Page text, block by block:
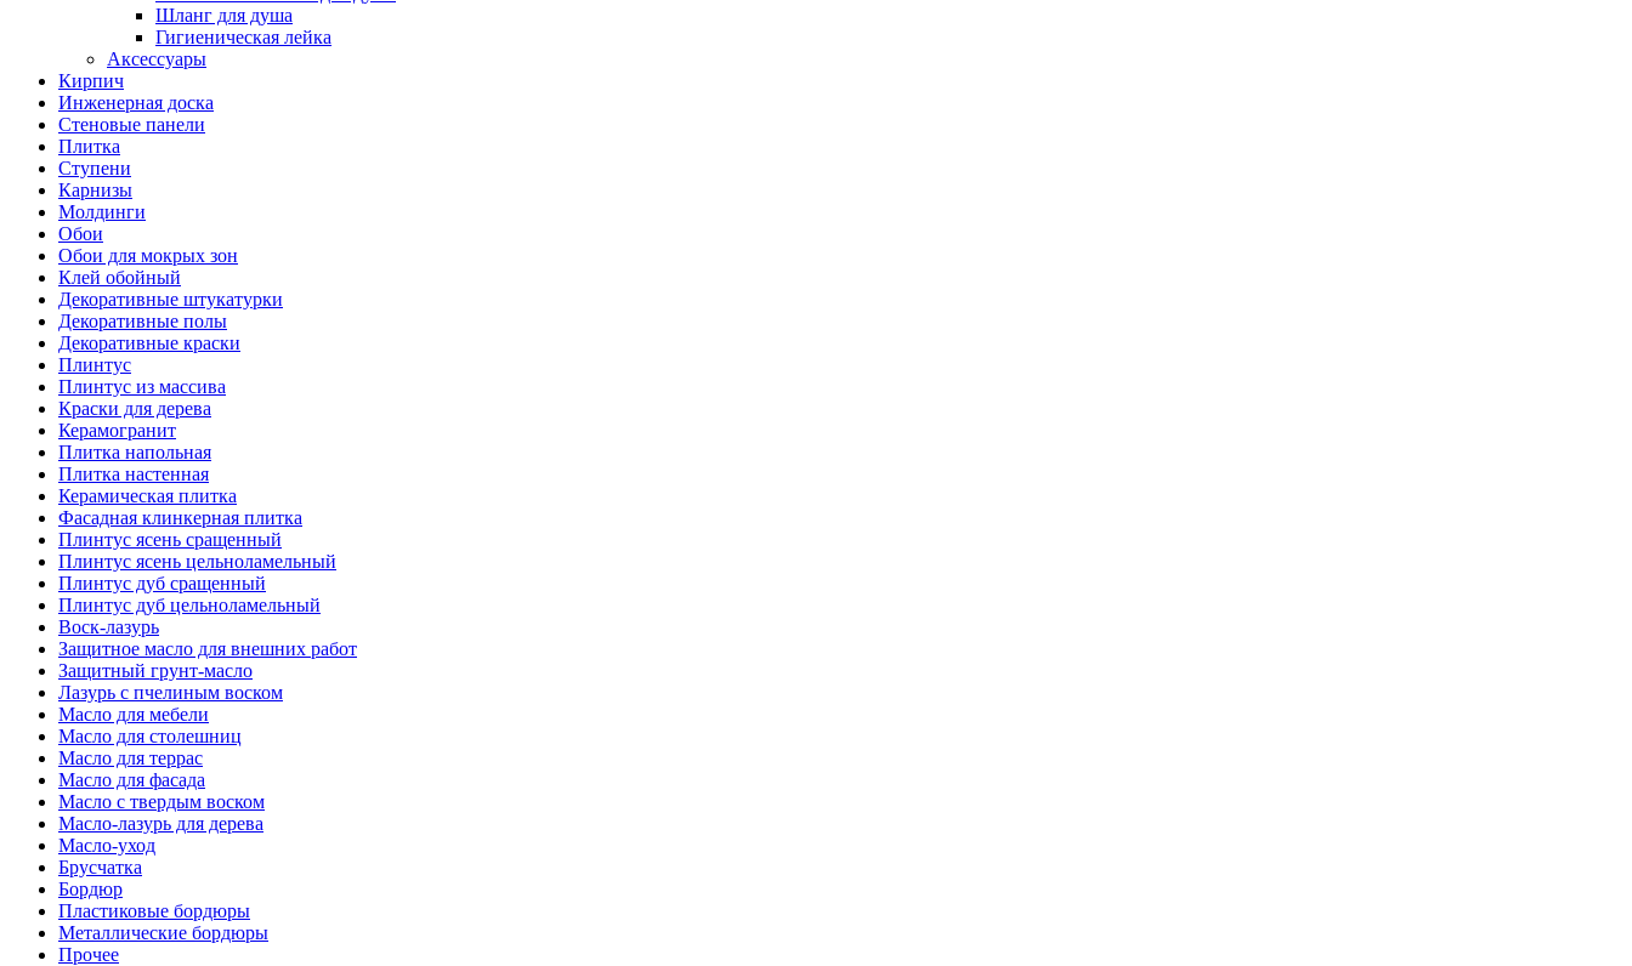
Шланг для душа
Гигиеническая лейка
Аксессуары
Кирпич
Инженерная доска
Стеновые панели
Плитка
Ступени
Карнизы
Молдинги
Обои
Обои для мокрых зон
Клей обойный
Декоративные штукатурки
Декоративные полы
Декоративные краски
Плинтус
Плинтус из массива
Краски для дерева
Керамогранит
Плитка напольная
Плитка настенная
Керамическая плитка
Фасадная клинкерная плитка
Плинтус ясень сращенный
Плинтус ясень цельноламельный
Плинтус дуб сращенный
Плинтус дуб цельноламельный
Воск-лазурь
Защитное масло для внешних работ
Защитный грунт-масло
Лазурь с пчелиным воском
Масло для мебели
Масло для столешниц
Масло для террас
Масло для фасада
Масло с твердым воском
Масло-лазурь для дерева
Масло-уход
Брусчатка
Бордюр
Пластиковые бордюры
Металлические бордюры
Прочее